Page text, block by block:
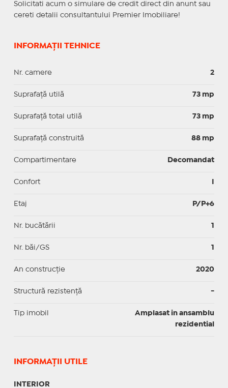
Solicitati acum o simulare de credit direct din anunt sau
cereti detalii consultantului Premier Imobiliare!
INFORMAȚII TEHNICE
Nr. camere 2
Suprafaţă utilă 73 mp
Suprafaţă total utilă 73 mp
Suprafaţă construită 88 mp
Compartimentare Decomandat
Confort
Etaj P/P+6
Nr. bucătării 1
Nr. băi/GS 1
An construcție 2020
Structură rezistență -
Tip imobil
Amplasat in ansamblu
rezidential
INFORMAŢII UTILE
INTERIOR